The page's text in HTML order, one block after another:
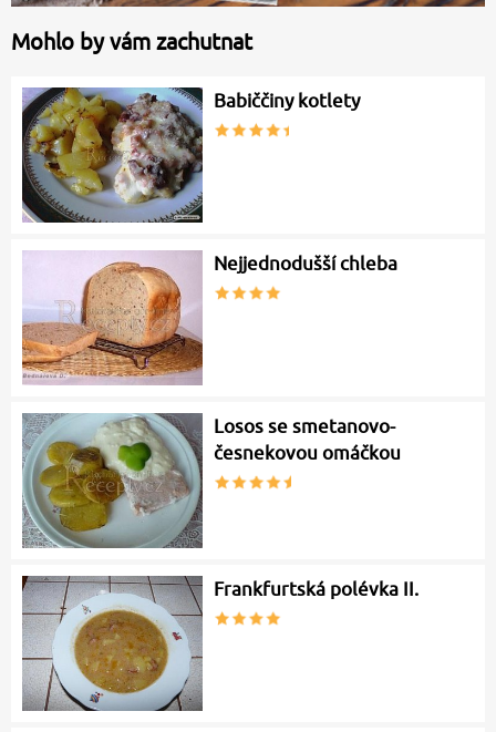
Mohlo by vám zachutnat
Babiččiny kotlety
Nejjednodušší chleba
Losos se smetanovo-
česnekovou omáčkou
Frankfurtská polévka II.